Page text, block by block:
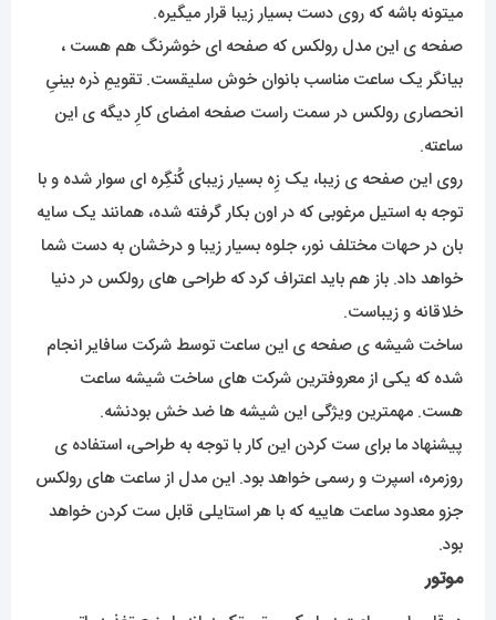
میتونه باشه که روی دست بسیار زیبا قرار میگیره.
صفحه ی این مدل رولکس که صفحه ای خوشرنگ هم هست ،
بیانگر یک ساعت مناسب بانوان خوش سلیقست. تقویمِ ذره بینیِ
انحصاری رولکس در سمت راست صفحه امضای کارِ دیگه ی این
ساعته.
روی این صفحه ی زیبا، یک زِه بسیار زیبای کُنگِره ای سوار شده و با
توجه به استیل مرغوبی که در اون بکار گرفته شده، همانند یک سایه
بان در حهات مختلف نور، جلوه بسیار زیبا و درخشان به دست شما
خواهد داد. باز هم باید اعتراف کرد که طراحی های رولکس در دنیا
خلاقانه و زیباست.
ساخت شیشه ی صفحه ی این ساعت توسط شرکت سافایر انجام
شده که یکی از معروفترین شرکت های ساخت شیشه ساعت
هست. مهمترین ویژگی این شیشه ها ضد خش بودنشه.
پیشنهاد ما برای ست کردن این کار با توجه به طراحی، استفاده ی
روزمره، اسپرت و رسمی خواهد بود. این مدل از ساعت های رولکس
جزو معدود ساعت هاییه که با هر استایلی قابل ست کردن خواهد
بود.
موتور